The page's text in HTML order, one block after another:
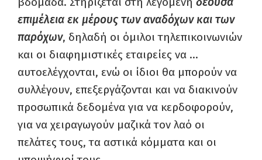
επιμέλεια εκ μέρους των αναδόχων και των
παρόχων, δηλαδή οι όμιλοι τηλεπικοινωνιών
και οι διαφημιστικές εταιρείες να …
αυτοελέγχονται, ενώ οι ίδιοι θα μπορούν να
συλλέγουν, επεξεργάζονται και να διακινούν
προσωπικά δεδομένα για να κερδοφορούν,
για να χειραγωγούν μαζικά τον λαό οι
πελάτες τους, τα αστικά κόμματα και οι